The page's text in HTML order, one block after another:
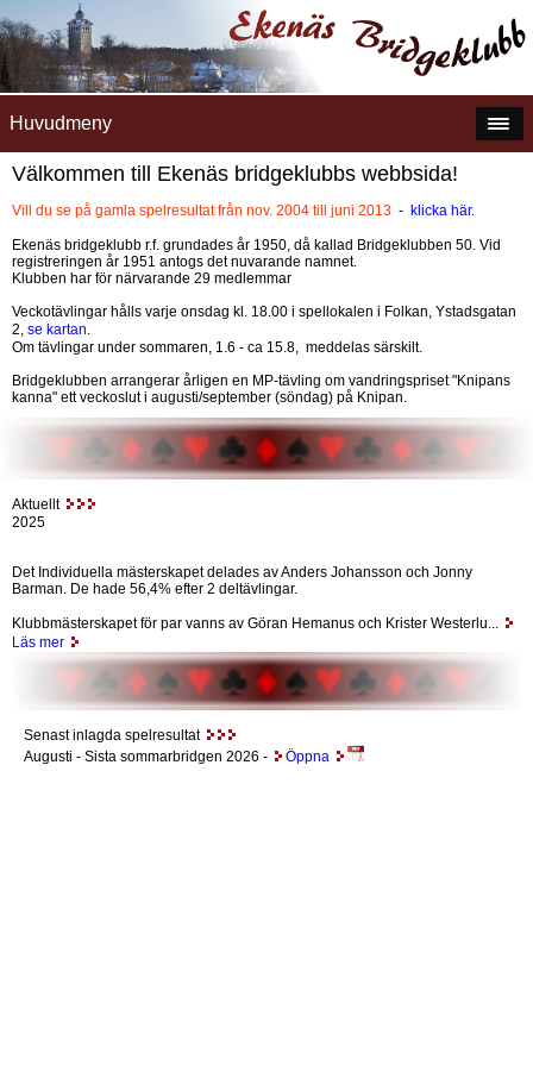
Huvudmeny
Välkommen till Ekenäs bridgeklubbs webbsida!
Vill du se på gamla spelresultat från nov. 2004 till juni 2013 - klicka här.
Ekenäs bridgeklubb r.f. grundades år 1950, då kallad Bridgeklubben 50. Vid
registreringen år 1951 antogs det nuvarande namnet.
Klubben har för närvarande 29 medlemmar
Veckotävlingar hålls varje onsdag kl. 18.00 i spellokalen i Folkan, Ystadsgatan
2, se kartan
Om tävlingar under sommaren, 1.6 - ca 15.8, meddelas särskilt.
Bridgeklubben arrangerar årligen en MP-tävling om vandringspriset "Knipans
kanna" ett veckoslut i augusti/september (söndag) på Knipan.
Aktuellt
2025
Det Individuella mästerskapet delades av Anders Johansson och Jonny
Barman. De hade 56,4% efter 2 deltävlingar.
Klubbmästerskapet för par vanns av Göran Hemanus och Krister Westerlu...
Läs mer
Senast inlagda spelresultat
Augusti - Sista sommarbridgen 2026 - Öppna